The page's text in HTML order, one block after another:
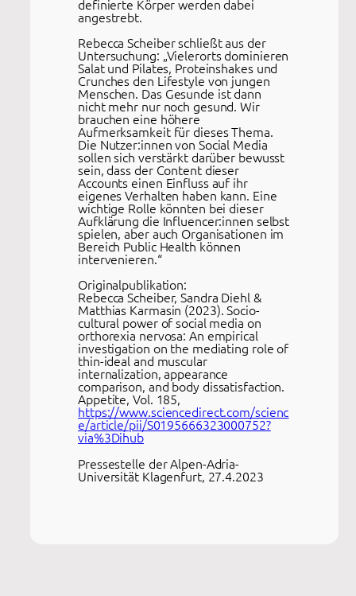
definierte Körper werden dabei
angestrebt.
Rebecca Scheiber schließt aus der
Untersuchung: „Vielerorts dominieren
Salat und Pilates, Proteinshakes und
Crunches den Lifestyle von jungen
Menschen. Das Gesunde ist dann
nicht mehr nur noch gesund. Wir
brauchen eine höhere
Aufmerksamkeit für dieses Thema.
Die Nutzer:innen von Social Media
sollen sich verstärkt darüber bewusst
sein, dass der Content dieser
Accounts einen Einfluss auf ihr
eigenes Verhalten haben kann. Eine
wichtige Rolle könnten bei dieser
Aufklärung die Influencer:innen selbst
spielen, aber auch Organisationen im
Bereich Public Health können
intervenieren.“
Originalpublikation:
Rebecca Scheiber, Sandra Diehl &
Matthias Karmasin (2023). Socio-
cultural power of social media on
orthorexia nervosa: An empirical
investigation on the mediating role of
thin-ideal and muscular
internalization, appearance
comparison, and body dissatisfaction.
Appetite, Vol. 185,
https://www.sciencedirect.com/scienc
e/article/pii/S0195666323000752?
via%3Dihub
Pressestelle der Alpen-Adria-
Universität Klagenfurt, 27.4.2023